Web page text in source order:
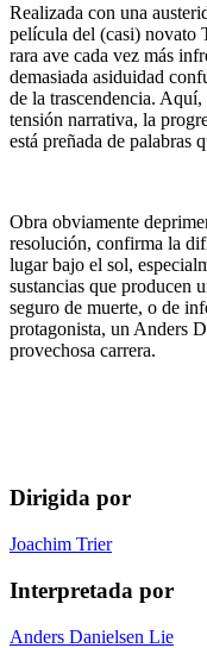
Realizada con una
película del (casi) novato
rara ave cada vez más
demasiada asiduidad
de la trascendencia.
tensión narrativa, la
está preñada de palabras
Obra obviamente
resolución, confirma la
lugar bajo el sol,
sustancias que producen
seguro de muerte, o de
protagonista, un Anders
provechosa carrera.
Dirigida por
Joachim Trier
Interpretada por
Anders Danielsen Lie